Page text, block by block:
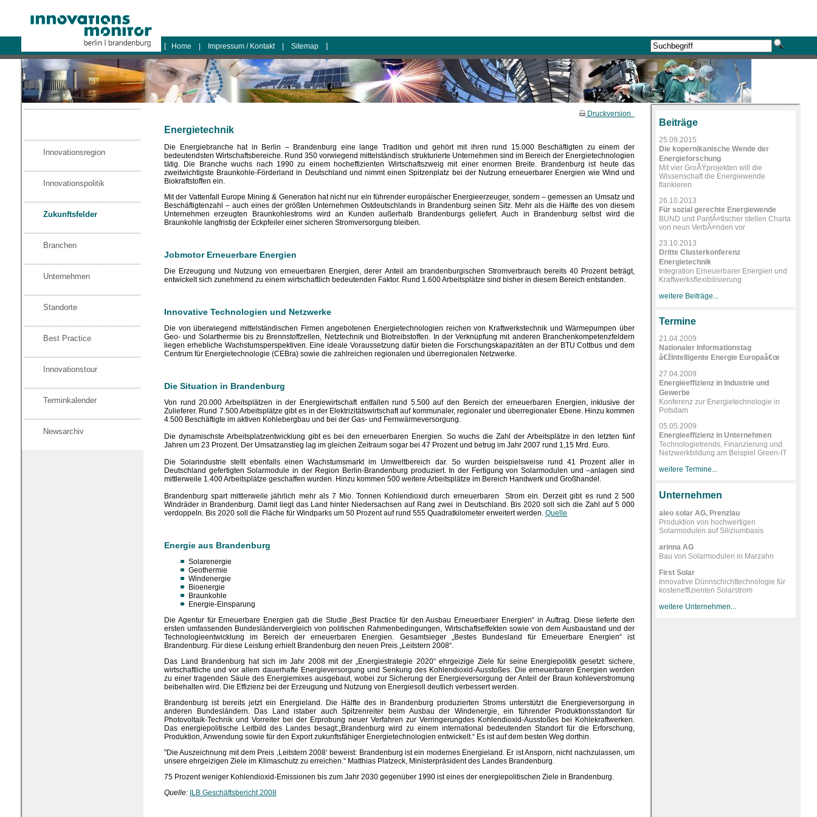
logo
[ Home Impressum / Kontakt Sitemap ]
Innovationsregion
Innovationspolitik
Zukunftsfelder
Branchen
Unternehmen
Standorte
Best Practice
Innovationstour
Terminkalender
Newsarchiv
Druckversion
Energietechnik
Die Energiebranche hat in Berlin – Brandenburg eine lange Tradition und gehört mit ihren rund 15.000 Beschäftigten zu einem der
bedeutendsten Wirtschaftsbereiche. Rund 350 vorwiegend mittelständisch strukturierte Unternehmen sind im Bereich der Energietechnologien
tätig. Die Branche wuchs nach 1990 zu einem hocheffizienten Wirtschaftszweig mit einer enormen Breite. Brandenburg ist heute das
zweitwichtigste Braunkohle-Förderland in Deutschland und nimmt einen Spitzenplatz bei der Nutzung erneuerbarer Energien wie Wind und
Biokraftstoffen ein.
Mit der Vattenfall Europe Mining & Generation hat nicht nur ein führender europäischer Energieerzeuger, sondern – gemessen an Umsatz und
Beschäftigtenzahl – auch eines der größten Unternehmen Ostdeutschlands in Brandenburg seinen Sitz. Mehr als die Hälfte des von diesem
Unternehmen erzeugten Braunkohlestroms wird an Kunden außerhalb Brandenburgs geliefert. Auch in Brandenburg selbst wird die
Braunkohle langfristig der Eckpfeiler einer sicheren Stromversorgung bleiben.
Jobmotor Erneuerbare Energien
Die Erzeugung und Nutzung von erneuerbaren Energien, derer Anteil am brandenburgischen Stromverbrauch bereits 40 Prozent beträgt,
entwickelt sich zunehmend zu einem wirtschaftlich bedeutenden Faktor. Rund 1.600 Arbeitsplätze sind bisher in diesem Bereich entstanden.
Innovative Technologien und Netzwerke
Die von überwiegend mittelständischen Firmen angebotenen Energietechnologien reichen von Kraftwerkstechnik und Wärmepumpen über
Geo- und Solarthermie bis zu Brennstoffzellen, Netztechnik und Biotreibstoffen. In der Verknüpfung mit anderen Branchenkompetenzfeldern
liegen erhebliche Wachstumsperspektiven. Eine ideale Voraussetzung dafür bieten die Forschungskapazitäten an der BTU Cottbus und dem
Centrum für Energietechnologie (CEBra) sowie die zahlreichen regionalen und überregionalen Netzwerke.
Die Situation in Brandenburg
Von rund 20.000 Arbeitsplätzen in der Energiewirtschaft entfallen rund 5.500 auf den Bereich der erneuerbaren Energien, inklusive der
Zulieferer. Rund 7.500 Arbeitsplätze gibt es in der Elektrizitätswirtschaft auf kommunaler, regionaler und überregionaler Ebene. Hinzu kommen
4.500 Beschäftigte im aktiven Kohlebergbau und bei der Gas- und Fernwärmeversorgung.
Die dynamischste Arbeitsplatzentwicklung gibt es bei den erneuerbaren Energien. So wuchs die Zahl der Arbeitsplätze in den letzten fünf
Jahren um 23 Prozent. Der Umsatzanstieg lag im gleichen Zeitraum sogar bei 47 Prozent und betrug im Jahr 2007 rund 1,15 Mrd. Euro.
Die Solarindustrie stellt ebenfalls einen Wachstumsmarkt im Umweltbereich dar. So wurden beispielsweise rund 41 Prozent aller in
Deutschland gefertigten Solarmodule in der Region Berlin-Brandenburg produziert. In der Fertigung von Solarmodulen und –anlagen sind
mittlerweile 1.400 Arbeitsplätze geschaffen wurden. Hinzu kommen 500 weitere Arbeitsplätze im Bereich Handwerk und Großhandel.
Brandenburg spart mittlerweile jährlich mehr als 7 Mio. Tonnen Kohlendioxid durch erneuerbaren Strom ein. Derzeit gibt es rund 2 500
Windräder in Brandenburg. Damit liegt das Land hinter Niedersachsen auf Rang zwei in Deutschland. Bis 2020 soll sich die Zahl auf 5 000
verdoppeln. Bis 2020 soll die Fläche für Windparks um 50 Prozent auf rund 555 Quadratkilometer erweitert werden. Quelle
Energie aus Brandenburg
Solarenergie
Geothermie
Windenergie
Bioenergie
Braunkohle
Energie-Einsparung
Die Agentur für Erneuerbare Energien gab die Studie „Best Practice für den Ausbau Erneuerbarer Energien“ in Auftrag. Diese lieferte den
ersten umfassenden Bundesländervergleich von politischen Rahmenbedingungen, Wirtschaftseffekten sowie von dem Ausbaustand und der
Technologieentwicklung im Bereich der erneuerbaren Energien. Gesamtsieger „Bestes Bundesland für Erneuerbare Energien“ ist
Brandenburg. Für diese Leistung erhielt Brandenburg den neuen Preis „Leitstern 2008“.
Das Land Brandenburg hat sich im Jahr 2008 mit der „Energiestrategie 2020“ ehrgeizige Ziele für seine Energiepolitik gesetzt: sichere,
wirtschaftliche und vor allem dauerhafte Energieversorgung und Senkung des Kohlendioxid-Ausstoßes. Die erneuerbaren Energien werden
zu einer tragenden Säule des Energiemixes ausgebaut, wobei zur Sicherung der Energieversorgung der Anteil der Braun kohleverstromung
beibehalten wird. Die Effizienz bei der Erzeugung und Nutzung von Energiesoll deutlich verbessert werden.
Brandenburg ist bereits jetzt ein Energieland. Die Hälfte des in Brandenburg produzierten Stroms unterstützt die Energieversorgung in
anderen Bundesländern. Das Land istaber auch Spitzenreiter beim Ausbau der Windenergie, ein führender Produktionsstandort für
Photovoltaik-Technik und Vorreiter bei der Erprobung neuer Verfahren zur Verringerungdes Kohlendioxid-Ausstoßes bei Kohlekraftwerken.
Das energiepolitische Leitbild des Landes besagt:„Brandenburg wird zu einem international bedeutenden Standort für die Erforschung,
Produktion, Anwendung sowie für den Export zukunftsfähiger Energietechnologien entwickelt.“ Es ist auf dem besten Weg dorthin.
"Die Auszeichnung mit dem Preis ‚Leitstern 2008‘ beweist: Brandenburg ist ein modernes Energieland. Er ist Ansporn, nicht nachzulassen, um
unsere ehrgeizigen Ziele im Klimaschutz zu erreichen.“ Matthias Platzeck, Ministerpräsident des Landes Brandenburg.
75 Prozent weniger Kohlendioxid-Emissionen bis zum Jahr 2030 gegenüber 1990 ist eines der energiepolitischen Ziele in Brandenburg.
Quelle: ILB Geschäftsbericht 2008
Beiträge
25.09.2015
Die kopernikanische Wende der
Energieforschung
Mit vier GroÃŸprojekten will die
Wissenschaft die Energiewende
flankieren
26.10.2013
Für sozial gerechte Energiewende
BUND und ParitÃ¤tischer stellen Charta
von neun VerbÃ¤nden vor
23.10.2013
Dritte Clusterkonferenz
Energietechnik
Integration Erneuerbarer Energien und
Kraftwerksflexibilisierung
weitere Beiträge...
Termine
21.04.2009
Nationaler Informationstag
â€žIntelligente Energie Europaâ€œ
27.04.2009
Energieeffizienz in Industrie und
Gewerbe
Konferenz zur Energietechnologie in
Potsdam
05.05.2009
Energieeffizienz in Unternehmen
Technologietrends, Finanzierung und
Netzwerkbildung am Beispiel Green-IT
weitere Termine...
Unternehmen
aleo solar AG, Prenzlau
Produktion von hochwertigen
Solarmodulen auf Siliziumbasis
arinna AG
Bau von Solarmodulen in Marzahn
First Solar
Innovative Dünnschichttechnologie für
kosteneffizienten Solarstrom
weitere Unternehmen...